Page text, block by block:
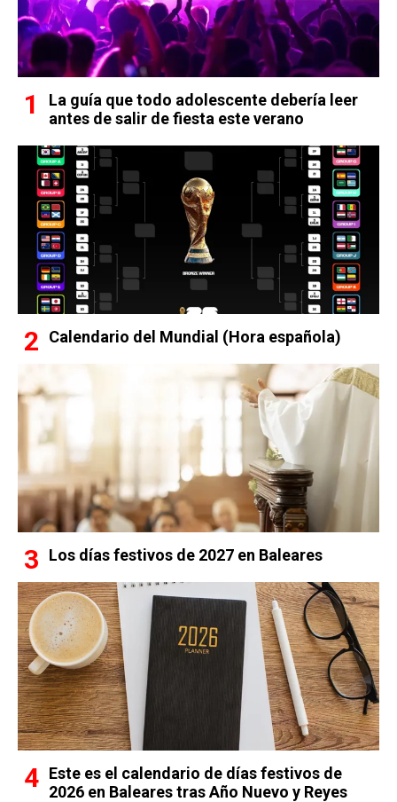
La guía que todo adolescente debería leer
antes de salir de fiesta este verano
Calendario del Mundial (Hora española)
Los días festivos de 2027 en Baleares
Este es el calendario de días festivos de
2026 en Baleares tras Año Nuevo y Reyes